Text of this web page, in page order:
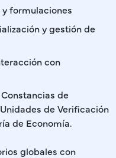
formulaciones
y gestión de
con
de
de Verificación
de Economía.
globales con